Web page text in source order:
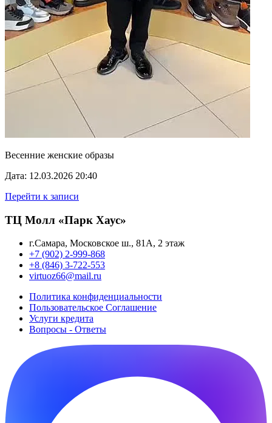
Весенние женские образы
Дата: 12.03.2026 20:40
Перейти к записи
ТЦ Молл «Парк Хаус»
г.Самара, Московское ш., 81А, 2 этаж
+7 (902) 2-999-868
+8 (846) 3-722-553
virtuoz66@mail.ru
Политика конфиденциальности
Пользовательское Cоглашение
Услуги кредита
Вопросы - Ответы